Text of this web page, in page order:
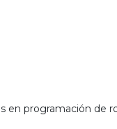
en programación de